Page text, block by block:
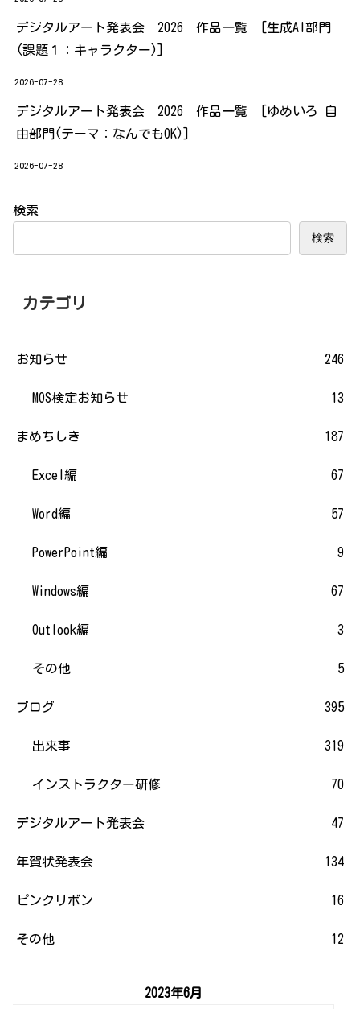
デジタルアート発表会 2026 作品一覧 [生成AI部門
(課題１：キャラクター)]
2026-07-28
デジタルアート発表会 2026 作品一覧 [ゆめいろ 自
由部門(テーマ：なんでもOK)]
2026-07-28
検索
検索
カテゴリ
お知らせ 246
MOS検定お知らせ 13
まめちしき 187
Excel編 67
Word編 57
PowerPoint編 9
Windows編 67
Outlook編 3
その他 5
ブログ 395
出来事 319
インストラクター研修 70
デジタルアート発表会 47
年賀状発表会 134
ピンクリボン 16
その他 12
2023年6月